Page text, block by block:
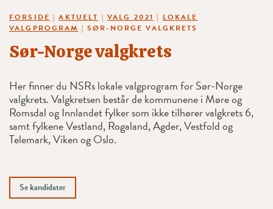
FORSIDE |AKTUELT | VALG 2021 | LOKALE
VALGPROGRAM | SØR-NORGE VALGKRETS
Sør-Norge valgkrets
Her finner du NSRs lokale valgprogram for Sør-Norge
valgkrets. Valgkretsen består de kommunene i Møre og
Romsdal og Innlandet fylker som ikke tilhører valgkrets 6,
samt fylkene Vestland, Rogaland, Agder, Vestfold og
Telemark, Viken og Oslo.
Se kandidater